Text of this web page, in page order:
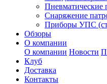
Пневматические
Снаряжение
Приборы УПС
Обзоры
О компании
О компании Новости
Клуб
Доставка
Контакты